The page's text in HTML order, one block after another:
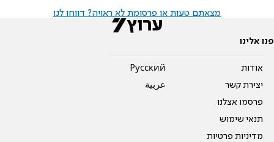
מצאתם טעות או פרסומת לא ראויה? דווחו לנו
פנו אלינו
אודות
יצירת קשר
פרסמו אצלנו
תנאי שימוש
מדיניות פרטיות
Pусский
عربية